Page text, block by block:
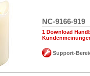
NC-9166-919
1 Download
Support-